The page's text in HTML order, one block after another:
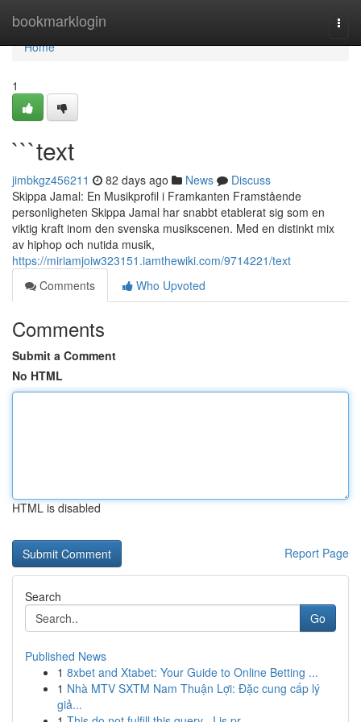
bookmarklogin
Home
Home
1
```text
jimbkgz456211 82 days ago News
Discuss
Skippa Jamal: En Musikprofil i Framkanten Framstående
personligheten Skippa Jamal har snabbt etablerat sig som en
viktig kraft inom den svenska musikscenen. Med en distinkt mix
av hiphop och nutida musik,
https://miriamjoiw323151.iamthewiki.com/9714221/text
Comments
Who Upvoted
Comments
Submit a Comment
No HTML
HTML is disabled
Report Page
Search
Go
Published News
1 8xbet and Xtabet: Your Guide to Online Betting ...
1 Nhà MTV SXTM Nam Thuận Lợi: Đặc cung cấp lý
giả...